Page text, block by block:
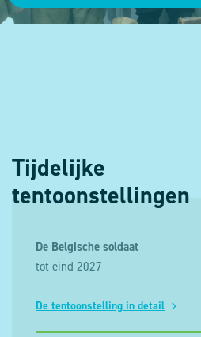
Tijdelijke
tentoonstellingen
De Belgische soldaat
tot eind 2027
De tentoonstelling in detail